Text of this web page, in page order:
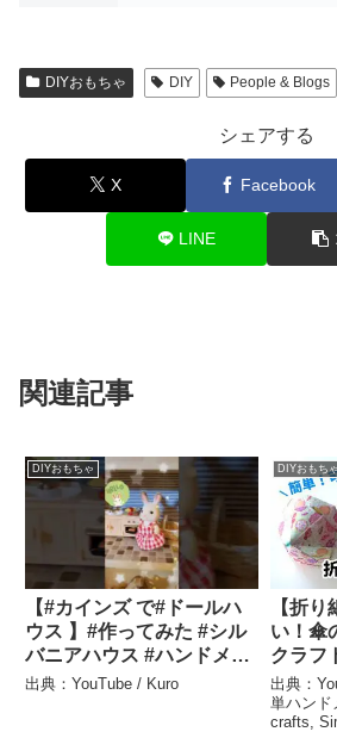
DIYおもちゃ DIY People & Blogs
シェアする
X Facebook
LINE
関連記事
DIYおもちゃ
【#カインズ で#ドールハ
ウス 】#作ってみた #シル
バニアハウス #ハンドメイ
ド #簡単 #子供のいる暮ら
出典：YouTube / Kuro
DIYおもち
【折
い！傘
クラフ
芸男子
折り紙
Simple
出典：
単ハンド
crafts,